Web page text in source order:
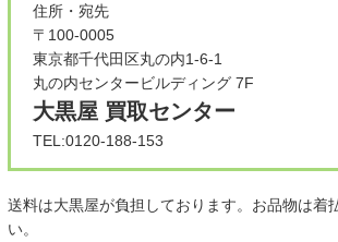
住所・宛先
〒100-0005
東京都千代田区丸の内1-6-1
丸の内センタービルディング 7F
大黒屋 買取センター
TEL:0120-188-153
送料は大黒屋が負担しております。お品物は着
い。